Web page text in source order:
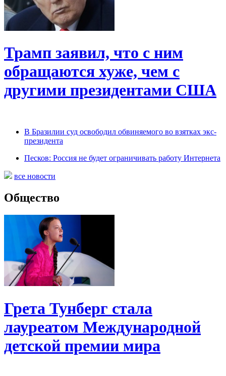
Трамп заявил, что с ним
обращаются хуже, чем с
другими президентами США
В Бразилии суд освободил обвиняемого во взятках экс-
президента
Песков: Россия не будет ограничивать работу Интернета
все новости
Общество
Грета Тунберг стала
лауреатом Международной
детской премии мира